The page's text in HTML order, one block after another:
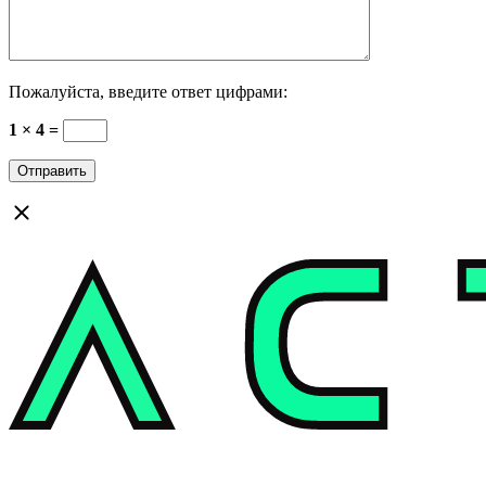
Пожалуйста, введите ответ цифрами:
1 × 4 =